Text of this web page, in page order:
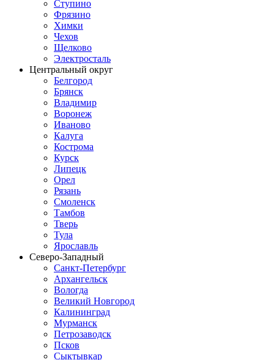
Ступино
Фрязино
Химки
Чехов
Щелково
Электросталь
Центральный округ
Белгород
Брянск
Владимир
Воронеж
Иваново
Калуга
Кострома
Курск
Липецк
Орел
Рязань
Смоленск
Тамбов
Тверь
Тула
Ярославль
Северо-Западный
Санкт-Петербург
Архангельск
Вологда
Великий Новгород
Калининград
Мурманск
Петрозаводск
Псков
Сыктывкар